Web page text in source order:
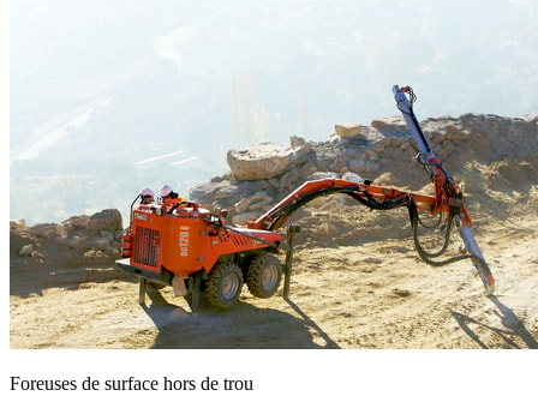
Foreuses de surface hors de trou